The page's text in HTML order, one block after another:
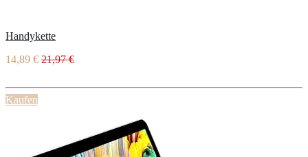
Handykette
14,89 € 21,97 €
Kaufen